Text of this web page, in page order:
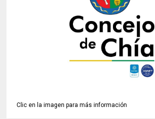
Clic en la imagen para más información